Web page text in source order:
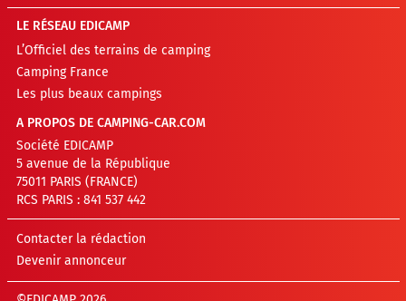
LE RÉSEAU EDICAMP
L’Officiel des terrains de camping
Camping France
Les plus beaux campings
A PROPOS DE CAMPING-CAR.COM
Société EDICAMP
5 avenue de la République
75011 PARIS (FRANCE)
RCS PARIS : 841 537 442
Contacter la rédaction
Devenir annonceur